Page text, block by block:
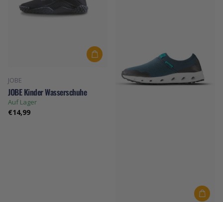
JOBE
JOBE Kinder Wasserschuhe
Auf Lager
€14,99